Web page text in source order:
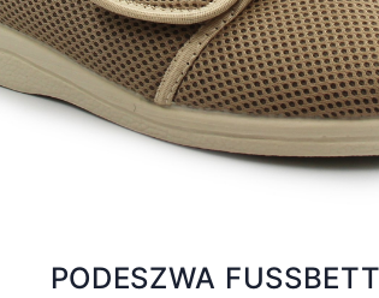
PODESZWA FUSSBETT